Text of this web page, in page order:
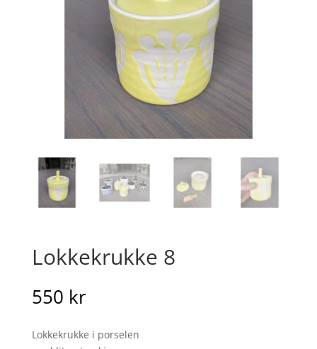
Lokkekrukke 8
550 kr
Lokkekrukke i porselen